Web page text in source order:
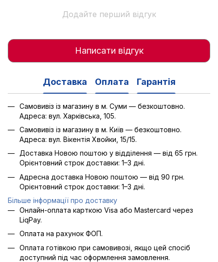
Додайте перший відгук
Написати відгук
Доставка Оплата Гарантія
Самовивіз із магазину в м. Суми — безкоштовно.
Адреса: вул. Харківська, 105.
Самовивіз із магазину в м. Київ — безкоштовно.
Адреса: вул. Вікентія Хвойки, 15/15.
Доставка Новою поштою у відділення — від 65 грн.
Орієнтовний строк доставки: 1–3 дні.
Адресна доставка Новою поштою — від 90 грн.
Орієнтовний строк доставки: 1–3 дні.
Більше інформації про доставку
Онлайн-оплата карткою Visa або Mastercard через
LiqPay.
Оплата на рахунок ФОП.
Оплата готівкою при самовивозі, якщо цей спосіб
доступний під час оформлення замовлення.